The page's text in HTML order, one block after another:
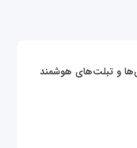
و تبلت‌های هوشمند